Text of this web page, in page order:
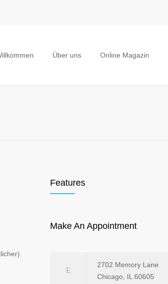
Über uns Online Magazin
Features
Make An Appointment
2702 Memory Lane
Chicago, IL 60605